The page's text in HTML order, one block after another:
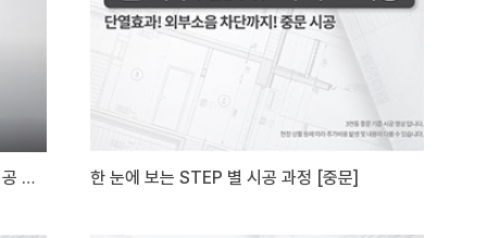
무기질 뿜칠 불연 단열재 '에코스프레이' 시공 영상 한 눈에 보는 STEP 별 시공 과정 [중문]